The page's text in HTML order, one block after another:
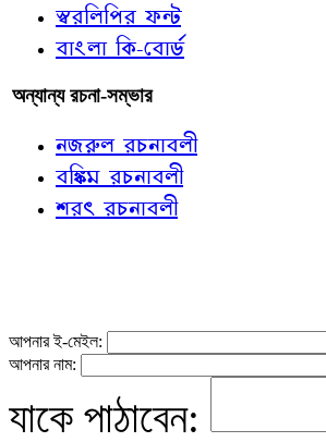
স্বরলিপির ফন্ট
বাংলা কি-বোর্ড
অন্যান্য রচনা-সম্ভার
নজরুল রচনাবলী
বঙ্কিম রচনাবলী
শরৎ রচনাবলী
আপনার ই-মেইল:
আপনার নাম:
যাকে পাঠাবেন: